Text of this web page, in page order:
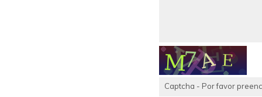
Captcha - Por favor